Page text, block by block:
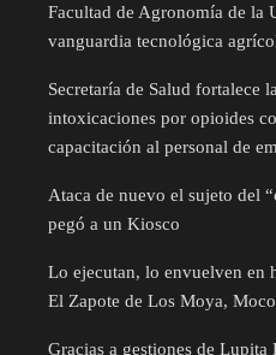
Facultad de Agronomía de la
vanguardia tecnológica
Secretaría de Salud fortalece
intoxicaciones por opioides
capacitación al personal de
Ataca de nuevo el sujeto del
pegó a un Kiosco
Lo ejecutan, lo envuelven en
El Zapote de Los Moya,
Gracias a gestiones de